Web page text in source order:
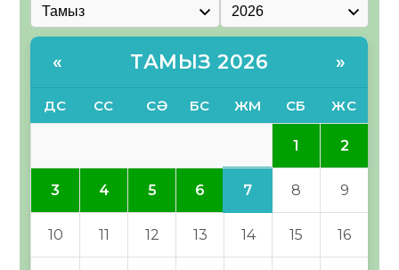
« ТАМЫЗ 2026 »
ДС СС СӘ БС ЖМ СБ ЖС
1 2
3 4 5 6 7 8 9
10 11 12 13 14 15 16